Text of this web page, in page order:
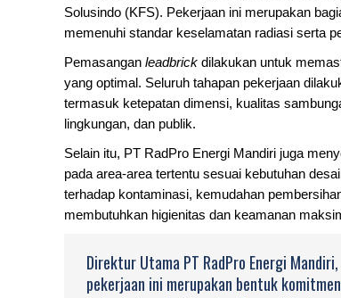
Solusindo (KFS). Pekerjaan ini merupakan
memenuhi standar keselamatan radiasi serta
Pemasangan leadbrick dilakukan untuk
yang optimal. Seluruh tahapan pekerjaan
termasuk ketepatan dimensi, kualitas
lingkungan, dan publik.
Selain itu, PT RadPro Energi Mandiri juga
pada area-area tertentu sesuai kebutuhan
terhadap kontaminasi, kemudahan
membutuhkan higienitas dan keamanan
Direktur Utama PT RadPro Energi
pekerjaan ini merupakan bentuk